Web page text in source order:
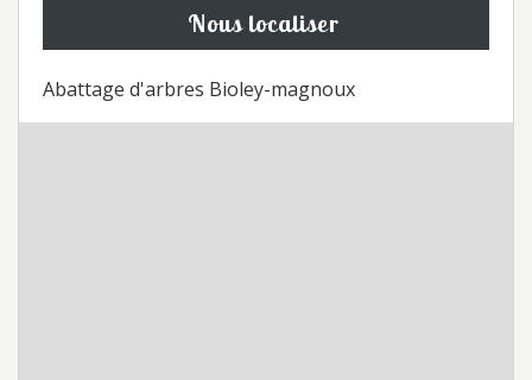
Nous localiser
Abattage d'arbres Bioley-magnoux